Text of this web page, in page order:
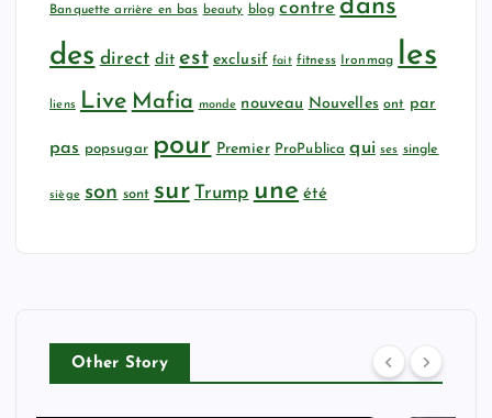
Banquette arrière en bas beauty blog contre dans
des direct dit est exclusif fait fitness Ironmag les
liens Live Mafia monde nouveau Nouvelles ont par
pas popsugar pour Premier ProPublica qui ses single
siège son sont sur Trump une été
Other Story